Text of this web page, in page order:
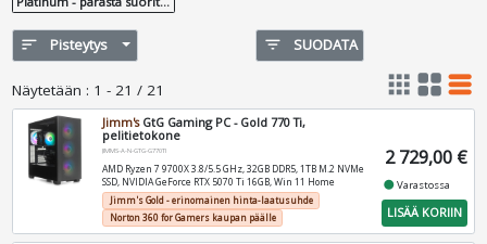
sort Pisteytys filter_list SUODATA
Näytetään : 1 - 21 / 21 apps grid_view table_rows
Jimm'sGtG Gaming PC - Gold 770 Ti,
pelitietokone
JIMMS-A-N-GTG-G770TI
AMD Ryzen 7 9700X 3.8/5.5 GHz, 32GB DDR5, 1TB M.2 NVMe
SSD, NVIDIA GeForce RTX 5070 Ti 16GB, Win 11 Home
Jimm's Gold - erinomainen hinta-laatusuhde
Norton 360 for Gamers kaupan päälle
2 729,00 €
fiber_manual_recordVarastossa
LISÄÄ KORIIN